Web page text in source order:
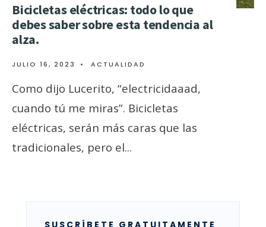
Bicicletas eléctricas: todo lo que
debes saber sobre esta tendencia al
alza.
JULIO 16, 2023 • ACTUALIDAD
Como dijo Lucerito, “electricidaaad,
cuando tú me miras”. Bicicletas
eléctricas, serán más caras que las
tradicionales, pero el...
SUSCRÍBETE GRATUITAMENTE